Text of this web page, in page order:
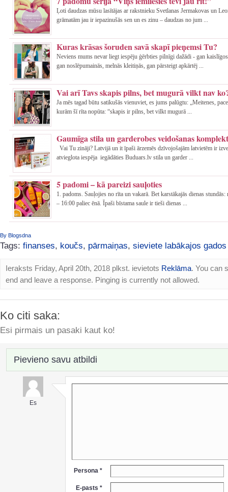
Ļoti daudzas mūsu lasītājas ar rakstnieku Svetlanas Jermakovas un
grāmatām jau ir iepazinušās sen un es zinu – daudzas no jum ...
Kuras krāsas šoruden savā skapī pieņemsi Tu?
Neviens mums nevar liegt iespēju ģērbties pilnīgi dažādi - gan
gan noslēpumainās, melnās kleitiņās, gan pārsteigt apkārtēj ...
Vai arī Tavs skapis pilns, bet mugurā vilkt nav
Ja mēs tagad būtu satikušās vienuviet, es jums palūgtu: „Meitenes,
kurām šī rīta nopūta: “skapis ir pilns, bet vilkt mugurā ...
Gaumīga stila un garderobes veidošanas
Vai Tu zināji? Latvijā un it īpaši ārzemēs dzīvojošajām latvietēm ir
atvieglota iespēja iegādāties Buduars.lv stila un garder ...
5 padomi – kā pareizi sauļoties
1. padoms. Sauļojies no rīta un vakarā. Bet karstākajās dienas
– 16:00 paliec ēnā. Īpaši bīstama saule ir tieši dienas ...
By Blogsdna
Tags: finanses, koučs, pārmaiņas, sieviete labākajos gados
Ieraksts Friday, April 20th, 2018 plkst. ievietots Reklāma. You can
end and leave a response. Pinging is currently not allowed.
Ko citi saka:
Esi pirmais un pasaki kaut ko!
Pievieno savu atbildi
Es
Persona *
E-pasts *